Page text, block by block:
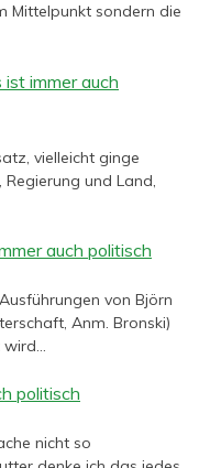
Mittelpunkt sondern die
immer auch
vielleicht ginge
und Land,
auch politisch
von Björn
Anm. Bronski)
wird…
politisch
nicht so